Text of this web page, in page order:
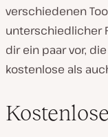
verschiedenen
unterschiedlicher
dir ein paar vor,
kostenlose als